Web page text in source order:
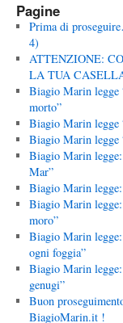
Pagine
Prima di
4)
ATTENZIONE:
LA TUA
Biagio Marin legge
morto”
Biagio Marin legge
Biagio Marin legge
Biagio Marin
Mar”
Biagio Marin
Biagio Marin
moro”
Biagio Marin
ogni foggia”
Biagio Marin legge:
genugi”
Buon
BiagioMarin.it !